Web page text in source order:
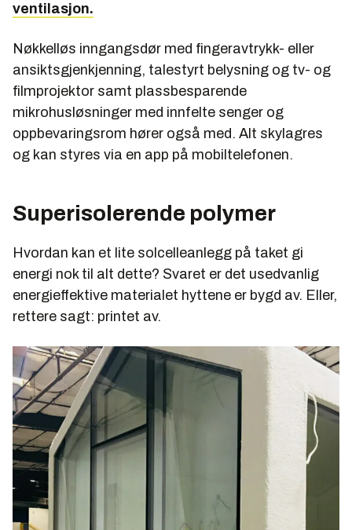
ventilasjon.
Nøkkelløs inngangsdør med fingeravtrykk- eller
ansiktsgjenkjenning, talestyrt belysning og tv- og
filmprojektor samt plassbesparende
mikrohusløsninger med innfelte senger og
oppbevaringsrom hører også med. Alt skylagres
og kan styres via en app på mobiltelefonen.
Superisolerende polymer
Hvordan kan et lite solcelleanlegg på taket gi
energi nok til alt dette? Svaret er det usedvanlig
energieffektive materialet hyttene er bygd av. Eller,
rettere sagt: printet av.